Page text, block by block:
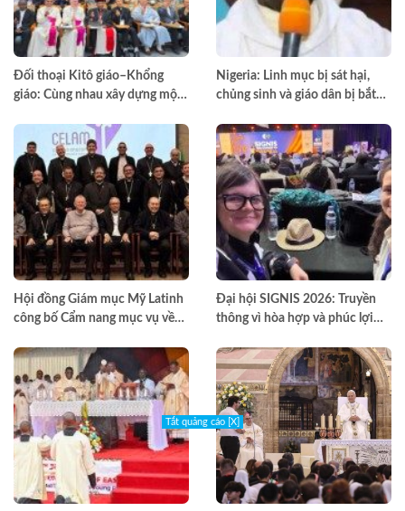
Đối thoại Kitô giáo–Khổng
giáo: Cùng nhau xây dựng một
Nigeria: Linh mục bị sát hại,
chủng sinh và giáo dân bị bắt
Hội đồng Giám mục Mỹ Latinh
công bố Cẩm nang mục vụ về
Đại hội SIGNIS 2026: Truyền
thông vì hòa hợp và phúc lợi
Tắt quảng cáo [X]